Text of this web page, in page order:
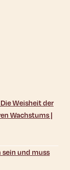
Weisheit der
Wachstums |
sein und muss